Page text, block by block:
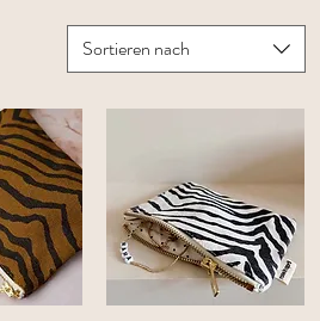
Sortieren nach